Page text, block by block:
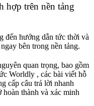
hợp trên nền tảng
đến hướng dẫn tức thời và
bên trong nền tảng.
quan trọng, bao gồm
Worldly , các bài viết hỗ
cấp câu trả lời nhanh
hoàn thành và xác minh